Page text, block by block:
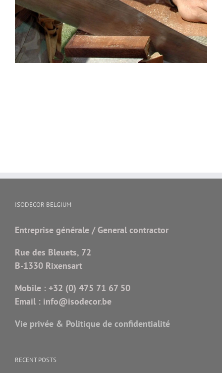
ISODECOR BELGIUM
Entreprise générale / General contractor
Rue des Bleuets, 72
B-1330 Rixensart
Mobile : +32 (0) 475 71 67 50
Email : info@isodecor.be
Vie privée & Politique de confidentialité
RECENT POSTS